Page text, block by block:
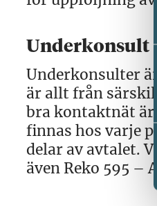
Underkonsult
Underkonsulter
är allt från
bra kontaktnät är
finnas hos varje
delar av avtalet.
även Reko 595 –